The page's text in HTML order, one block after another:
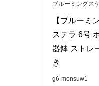
ブルーミングス
【ブルーミ
ステラ 6号
器鉢 ストレ
き
g6-monsuw1